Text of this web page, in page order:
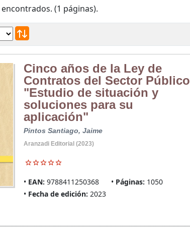
encontrados. (1 páginas).
Cinco años de la Ley de
Contratos del Sector Público
"Estudio de situación y
soluciones para su
aplicación"
Pintos Santiago, Jaime
Aranzadi Editorial (2023)
EAN: 9788411250368 Páginas: 1050
Fecha de edición: 2023